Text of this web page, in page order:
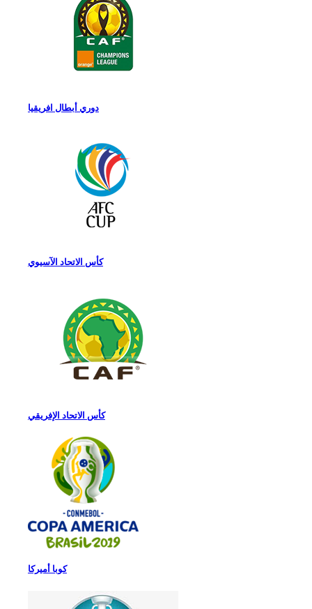
دوري أبطال افريقيا
كأس الاتحاد الآسيوي
كأس الاتحاد الإفريقي
كوبا أميركا